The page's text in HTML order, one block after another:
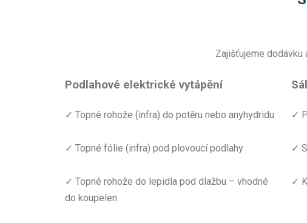
Zajišťujeme dodávku
Podlahové elektrické vytápění
✓ Topné rohože (infra) do potěru nebo anyhydridu
✓ Topné fólie (infra) pod plovoucí podlahy
✓ Topné rohože do lepidla pod dlažbu – vhodné
do koupelen
✓
✓
✓